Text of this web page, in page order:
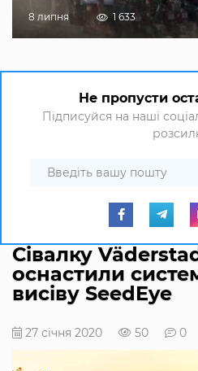
8 липня 1 633
Не пропусти
Підписуйся на наші
Сівалку
оснастили
висіву SeedEye
27 січня 2020 50 0